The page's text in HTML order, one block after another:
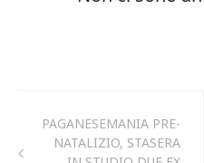
PAGANESEMANIA PRE-
NATALIZIO, STASERA